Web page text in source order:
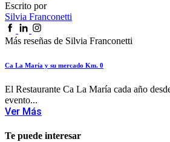
Escrito por
Silvia Franconetti
Más reseñas de Silvia Franconetti
Ca La María y su mercado Km. 0
El Restaurante Ca La María cada año
evento...
Ver Más
Te puede interesar